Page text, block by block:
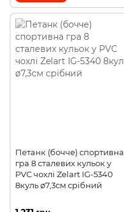
Петанк (бочче) спортивна
гра 8 сталевих кульок у
PVC чохлі Zelart IG-5340
8куль ø7,3см срібний